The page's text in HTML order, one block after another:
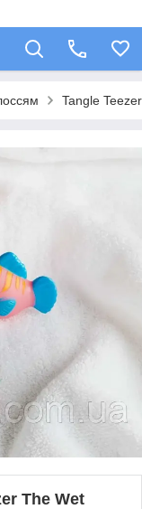
Tangle Teezer
The Wet